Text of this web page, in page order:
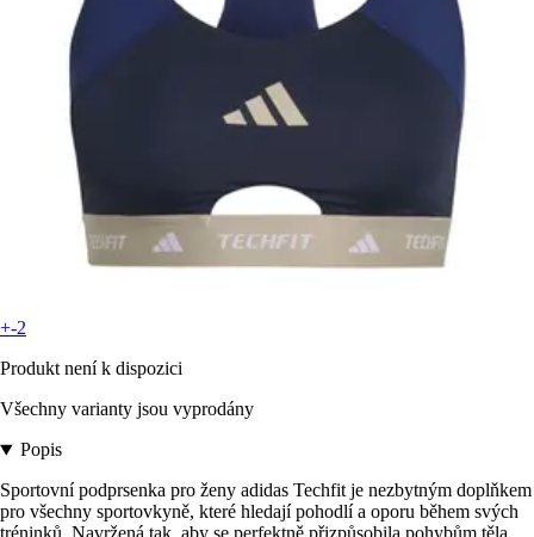
+-2
Produkt není k dispozici
Všechny varianty jsou vyprodány
Popis
Sportovní podprsenka pro ženy adidas Techfit je nezbytným doplňkem
pro všechny sportovkyně, které hledají pohodlí a oporu během svých